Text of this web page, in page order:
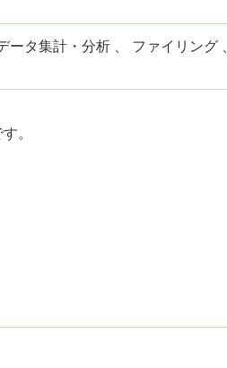
タ集計・分析 、 ファイリング 、
。